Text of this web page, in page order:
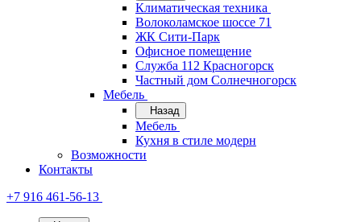
Климатическая техника
Волоколамское шоссе 71
ЖК Сити-Парк
Офисное помещение
Служба 112 Красногорск
Частный дом Солнечногорск
Мебель
Назад
Мебель
Кухня в стиле модерн
Возможности
Контакты
+7 916 461-56-13